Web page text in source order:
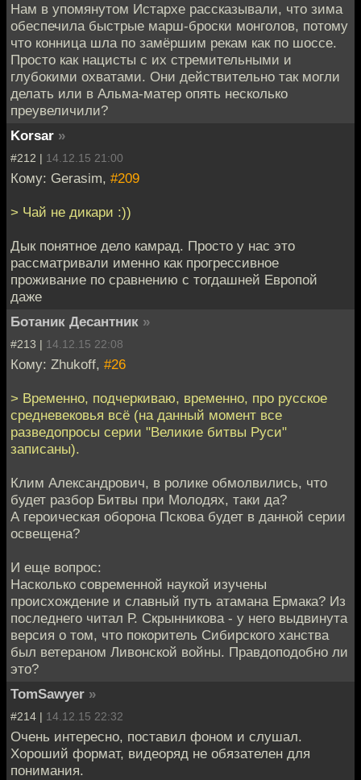
Нам в упомянутом Истархе рассказывали, что зима
обеспечила быстрые марш-броски монголов, потому
что конница шла по замёршим рекам как по шоссе.
Просто как нацисты с их стремительными и
глубокими охватами. Они действительно так могли
делать или в Альма-матер опять несколько
преувеличили?
Korsar »
#212 | 14.12.15 21:00
Кому: Gerasim, #209
> Чай не дикари :))
Дык понятное дело камрад. Просто у нас это
рассматривали именно как прогрессивное
проживание по сравнению с тогдашней Европой
даже
Ботаник Десантник »
#213 | 14.12.15 22:08
Кому: Zhukoff, #26
> Временно, подчеркиваю, временно, про русское
средневековья всё (на данный момент все
разведопросы серии "Великие битвы Руси"
записаны).
Клим Александрович, в ролике обмолвились, что
будет разбор Битвы при Молодях, таки да?
А героическая оборона Пскова будет в данной серии
освещена?
И еще вопрос:
Насколько современной наукой изучены
происхождение и славный путь атамана Ермака? Из
последнего читал Р. Скрынникова - у него выдвинута
версия о том, что покоритель Сибирского ханства
был ветераном Ливонской войны. Правдоподобно ли
это?
TomSawyer »
#214 | 14.12.15 22:32
Очень интересно, поставил фоном и слушал.
Хороший формат, видеоряд не обязателен для
понимания.